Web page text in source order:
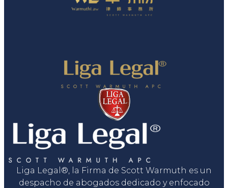
Liga Legal®, la Firma de Scott Warmuth es un
despacho de abogados dedicado y enfocado